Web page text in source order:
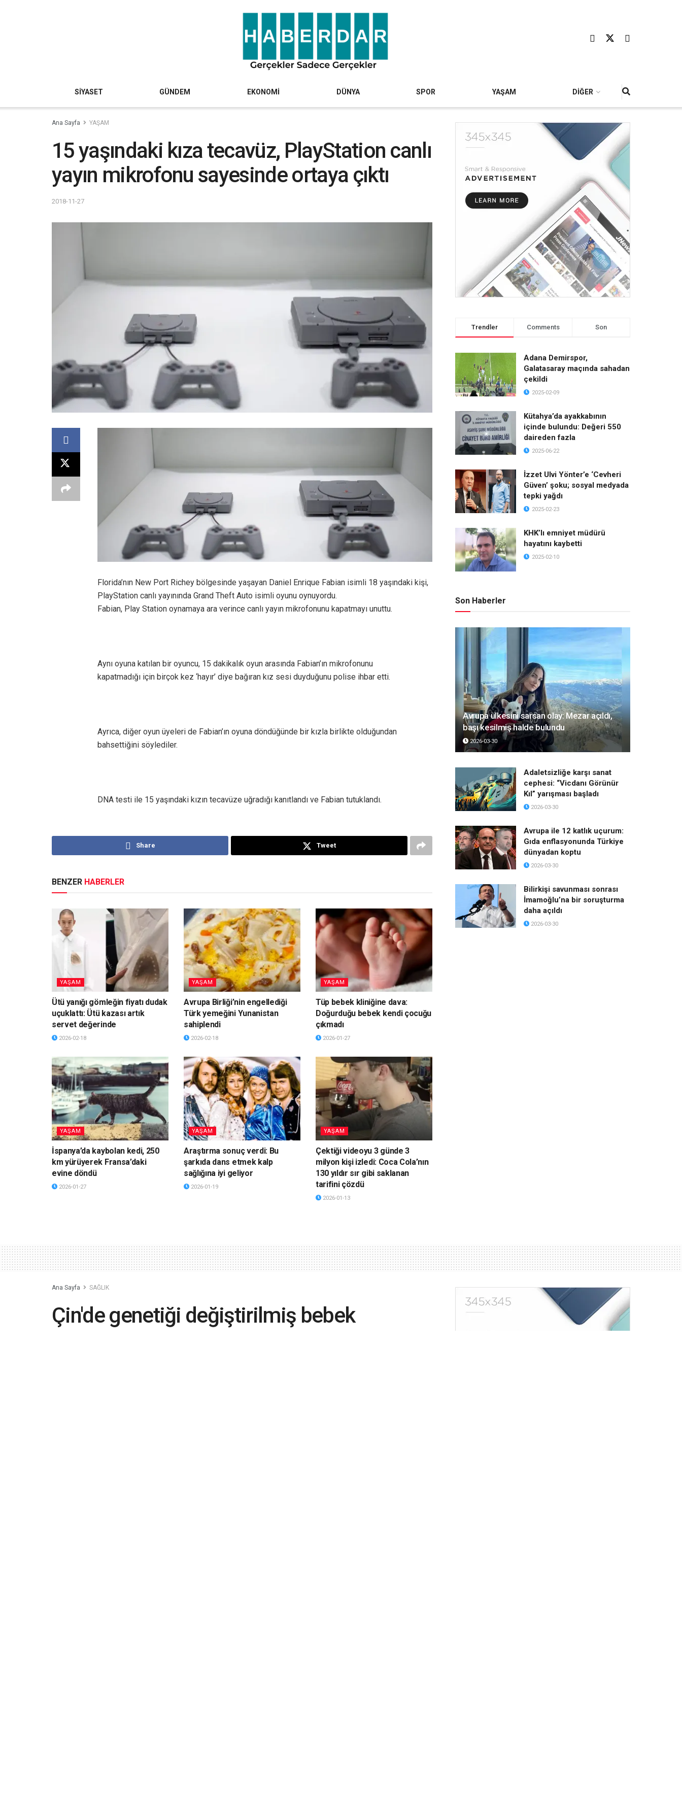
SİYASET GÜNDEM EKONOMİ DÜNYA SPOR YAŞAM DİĞER
Ana Sayfa YAŞAM
15 yaşındaki kıza tecavüz, PlayStation canlı
yayın mikrofonu sayesinde ortaya çıktı
2018-11-27
Florida’nın New Port Richey bölgesinde yaşayan Daniel Enrique Fabian isimli 18 yaşındaki kişi,
PlayStation canlı yayınında Grand Theft Auto isimli oyunu oynuyordu.
Fabian, Play Station oynamaya ara verince canlı yayın mikrofonunu kapatmayı unuttu.
Aynı oyuna katılan bir oyuncu, 15 dakikalık oyun arasında Fabian’ın mikrofonunu
kapatmadığı için birçok kez ‘hayır’ diye bağıran kız sesi duyduğunu polise ihbar etti.
Ayrıca, diğer oyun üyeleri de Fabian’ın oyuna döndüğünde bir kızla birlikte olduğundan
bahsettiğini söylediler.
DNA testi ile 15 yaşındaki kızın tecavüze uğradığı kanıtlandı ve Fabian tutuklandı.
Share Tweet
BENZER HABERLER
YAŞAM
Ütü yanığı gömleğin fiyatı dudak
uçuklattı: Ütü kazası artık
servet değerinde
2026-02-18
YAŞAM
Avrupa Birliği’nin engellediği
Türk yemeğini Yunanistan
sahiplendi
2026-02-18
YAŞAM
Tüp bebek kliniğine dava:
Doğurduğu bebek kendi çocuğu
çıkmadı
2026-01-27
YAŞAM
İspanya’da kaybolan kedi, 250
km yürüyerek Fransa’daki
evine döndü
2026-01-27
YAŞAM
Araştırma sonuç verdi: Bu
şarkıda dans etmek kalp
sağlığına iyi geliyor
2026-01-19
YAŞAM
Çektiği videoyu 3 günde 3
milyon kişi izledi: Coca Cola’nın
130 yıldır sır gibi saklanan
tarifini çözdü
2026-01-13
Trendler Comments Son
Adana Demirspor,
Galatasaray maçında sahadan
çekildi
2025-02-09
Kütahya’da ayakkabının
içinde bulundu: Değeri 550
daireden fazla
2025-06-22
İzzet Ulvi Yönter’e ‘Cevheri
Güven’ şoku; sosyal medyada
tepki yağdı
2025-02-23
KHK’lı emniyet müdürü
hayatını kaybetti
2025-02-10
Son Haberler
Avrupa ülkesini sarsan olay: Mezar açıldı,
başı kesilmiş halde bulundu
2026-03-30
Adaletsizliğe karşı sanat
cephesi: “Vicdanı Görünür
Kıl” yarışması başladı
2026-03-30
Avrupa ile 12 katlık uçurum:
Gıda enflasyonunda Türkiye
dünyadan koptu
2026-03-30
Bilirkişi savunması sonrası
İmamoğlu’na bir soruşturma
daha açıldı
2026-03-30
Ana Sayfa SAĞLIK
Çin'de genetiği değiştirilmiş bebek